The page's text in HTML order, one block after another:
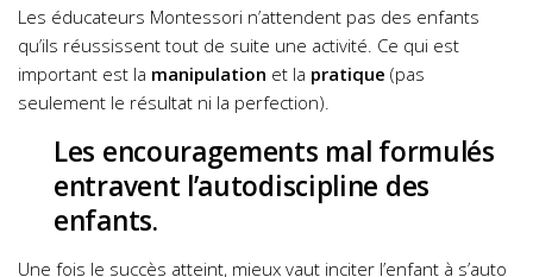
Les éducateurs Montessori n’attendent pas des enfants
qu’ils réussissent tout de suite une activité. Ce qui est
important est la manipulation et la pratique (pas
seulement le résultat ni la perfection).
Les encouragements mal formulés
entravent l’autodiscipline des
enfants.
Une fois le succès atteint, mieux vaut inciter l’enfant à s’auto